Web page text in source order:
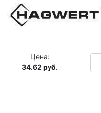
Цена:
34.62 руб.